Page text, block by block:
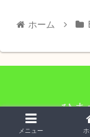
ホーム
ひま
©
メニュー